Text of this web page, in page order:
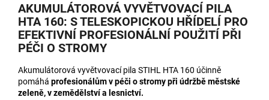
AKUMULÁTOROVÁ VYVĚTVOVACÍ PILA
HTA 160: S TELESKOPICKOU HŘÍDELÍ PRO
EFEKTIVNÍ PROFESIONÁLNÍ POUŽITÍ PŘI
PÉČI O STROMY
Akumulátorová vyvětvovací pila STIHL HTA 160 účinně
pomáhá profesionálům v péči o stromy při údržbě městské
zeleně, v zemědělství a lesnictví.